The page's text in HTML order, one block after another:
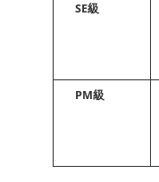
SE級
PM級